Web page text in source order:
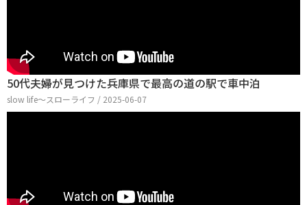
50代夫婦が見つけた兵庫県で最高の道の駅で車中泊
slow life〜スローライフ / 2025-06-07